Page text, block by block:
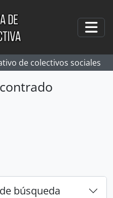
de colectivos sociales
búsqueda